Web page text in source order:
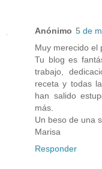
Anónimo 5 de
Muy merecido el
Tu blog es
trabajo,
receta y todas
han salido
más.
Un beso de una
Marisa
Responder